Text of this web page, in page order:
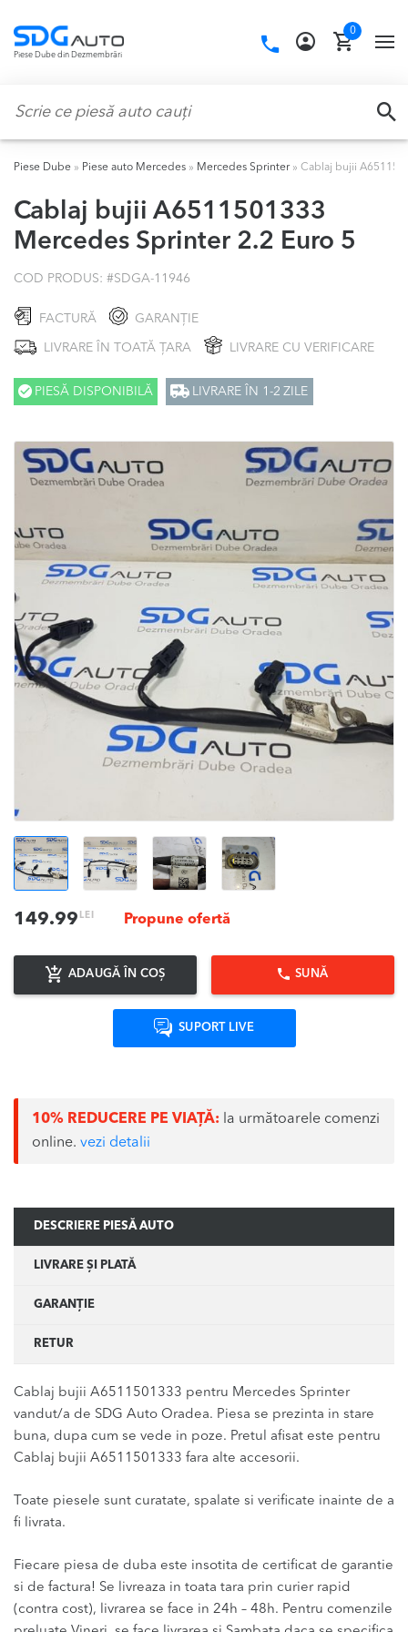
navigation
content
Piese Dube din Dezmembrări
Call
0
Piese Dube » Piese auto Mercedes » Mercedes Sprinter» Cablaj bujii
Cablaj bujii A6511501333
Mercedes Sprinter 2.2 Euro 5
COD PRODUS: #SDGA-11946
FACTURĂ GARANȚIE
LIVRARE ÎN TOATĂ ȚARA LIVRARE CU VERIFICARE
PIESĂ DISPONIBILĂ LIVRARE ÎN 1-2 ZILE
149.99 LEI Propune ofertă
ADAUGĂ ÎN COȘ SUNĂ
SUPORT LIVE
10% REDUCERE PE VIAȚĂ: la următoarele comenzi
online. vezi detalii
DESCRIERE PIESĂ AUTO
LIVRARE ȘI PLATĂ
GARANȚIE
RETUR
Cablaj bujii A6511501333 pentru Mercedes Sprinter
vandut/a de SDG Auto Oradea. Piesa se prezinta in stare
buna, dupa cum se vede in poze. Pretul afisat este pentru
Cablaj bujii A6511501333 fara alte accesorii.
Toate piesele sunt curatate, spalate si verificate inainte de a
fi livrata.
Fiecare piesa de duba este insotita de certificat de garantie
si de factura! Se livreaza in toata tara prin curier rapid
(contra cost), livrarea se face in 24h – 48h. Pentru comenzile